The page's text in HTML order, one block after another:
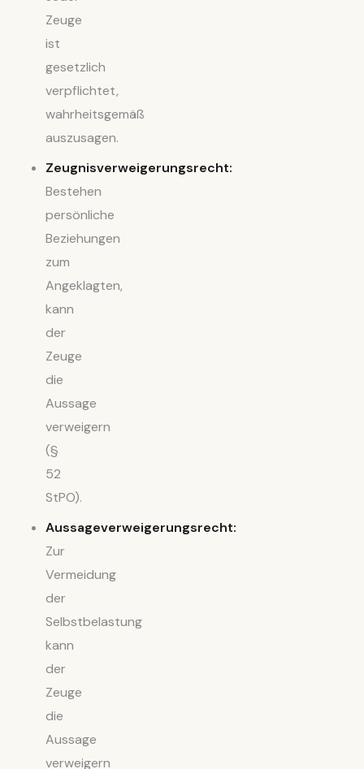
Zeuge
ist
gesetzlich
verpflichtet,
wahrheitsgemäß
auszusagen.
Zeugnisverweigerungsrecht:
Bestehen
persönliche
Beziehungen
zum
Angeklagten,
kann
der
Zeuge
die
Aussage
verweigern
(§
52
StPO).
Aussageverweigerungsrecht:
Zur
Vermeidung
der
Selbstbelastung
kann
der
Zeuge
die
Aussage
verweigern